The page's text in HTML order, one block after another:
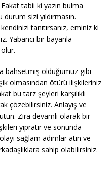
tabii ki yazın bulma
durum sizi yıldırmasın.
tanıtırsanız, eminiz ki
Yabancı bir bayanla
bahsetmiş olduğumuz gibi
olmasından ötürü ilişkileriniz
bu tarz şeyleri karşılıklı
çözebilirsiniz. Anlayış ve
Zira devamlı olarak bir
yıpratır ve sonunda
sağlam adımlar atın ve
sahip olabilirsiniz.